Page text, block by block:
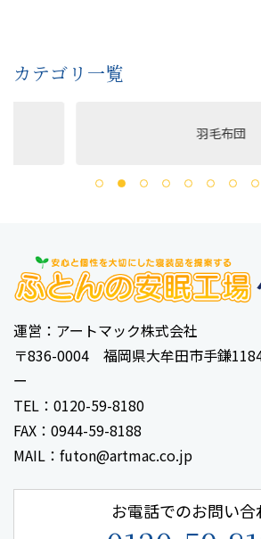
カテゴリ一覧
羽毛布団
運営：アートマック株式会社
〒836-0004 福岡県大牟田市手鎌
ー
TEL：0120-59-8180
FAX：0944-59-8188
MAIL：futon@artmac.co.jp
お電話でのお問い合